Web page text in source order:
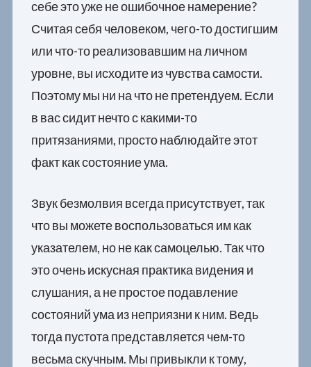
себе это уже не ошибочное намерение?
Считая себя человеком, чего-то достигшим
или что-то реализовавшим на личном
уровне, вы исходите из чувства самости.
Поэтому мы ни на что не претендуем. Если
в вас сидит нечто с какими-то
притязаниями, просто наблюдайте этот
факт как состояние ума.
Звук безмолвия всегда присутствует, так
что вы можете воспользоваться им как
указателем, но не как самоцелью. Так что
это очень искусная практика видения и
слушания, а не простое подавление
состояний ума из неприязни к ним. Ведь
тогда пустота представляется чем-то
весьма скучным. Мы привыкли к тому,